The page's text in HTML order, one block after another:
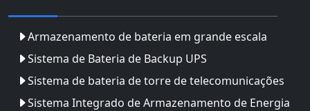
Armazenamento de bateria em grande escala
Sistema de Bateria de Backup UPS
Sistema de bateria de torre de telecomunicações
Sistema Integrado de Armazenamento de Energia